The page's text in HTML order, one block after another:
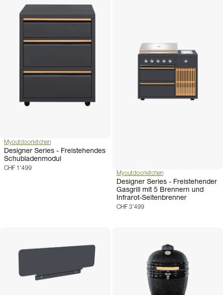
Myoutdoorkitchen
Designer Series - Freistehendes
Schubladenmodul
CHF 1'499
Myoutdoorkitchen
Designer Series - Freistehender
Gasgrill mit 5 Brennern und
Infrarot-Seitenbrenner
CHF 3'499